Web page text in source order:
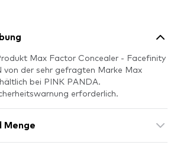
Max Factor Concealer - Facefinity
der sehr gefragten Marke Max
bei PINK PANDA.
erforderlich.
Menge